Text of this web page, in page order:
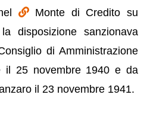
Monte di Credito su
disposizione sanzionava
di Amministrazione
il 25 novembre 1940 e da
il 23 novembre 1941.